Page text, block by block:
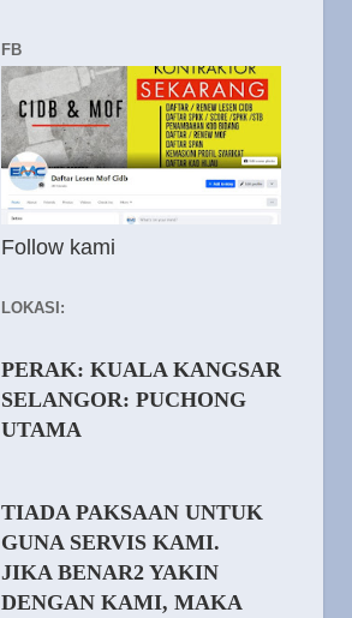
FB
Follow kami
LOKASI:
PERAK: KUALA KANGSAR
SELANGOR: PUCHONG
UTAMA
TIADA PAKSAAN UNTUK
GUNA SERVIS KAMI.
JIKA BENAR2 YAKIN
DENGAN KAMI, MAKA